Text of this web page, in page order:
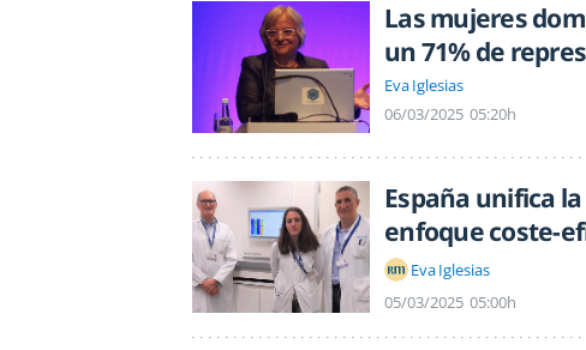
Las mujeres
un 71% de
Eva Iglesias
06/03/2025 05:20h
España unifica
enfoque coste-
Eva Iglesias
05/03/2025 05:00h